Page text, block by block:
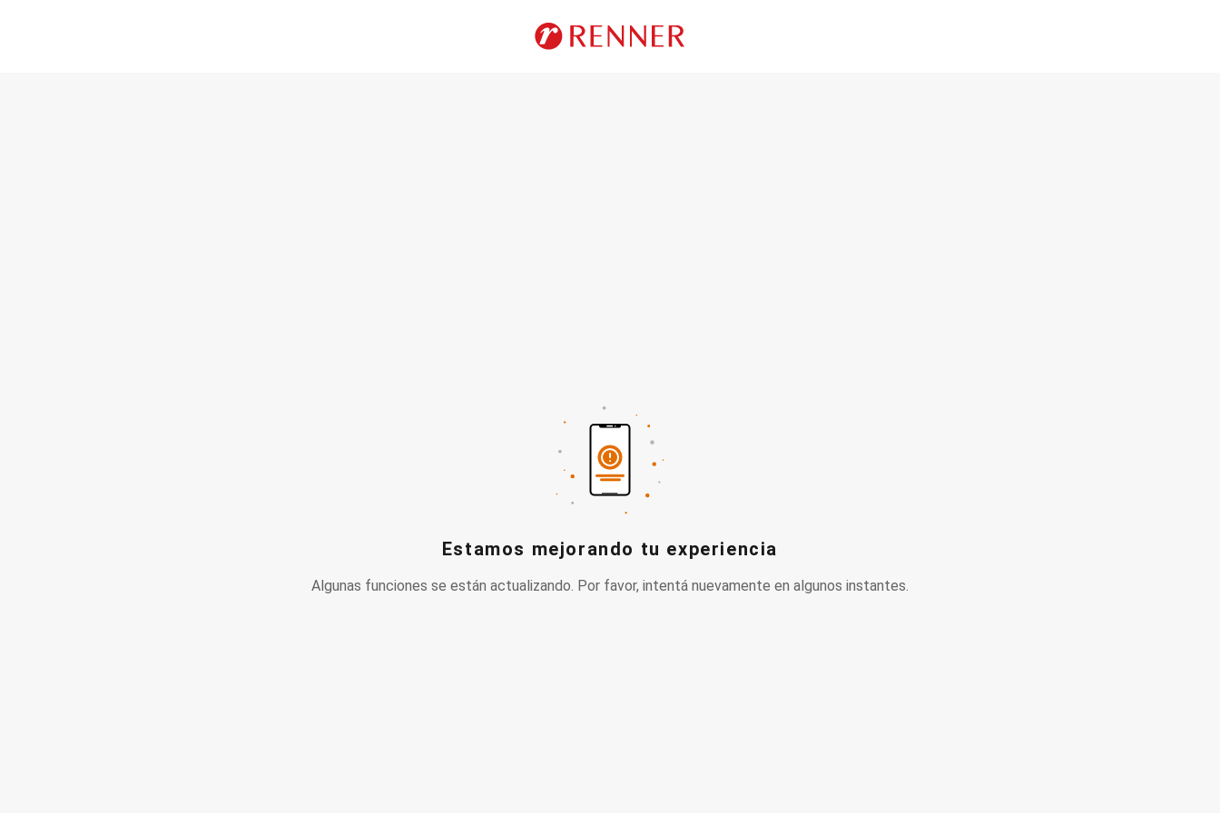
Estamos mejorando tu experiencia
Algunas funciones se están actualizando. Por favor, intentá nuevamente en algunos instantes.